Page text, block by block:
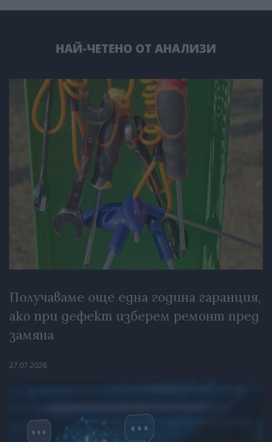
НАЙ-ЧЕТЕНО ОТ АНАЛИЗИ
Получаваме още една година гаранция,
ако при дефект изберем ремонт пред
замяна
27.07.2026